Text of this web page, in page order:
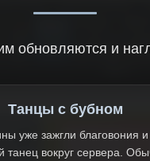
обновляются и
Танцы с бубном
уже зажгли благовония и
танец вокруг сервера.